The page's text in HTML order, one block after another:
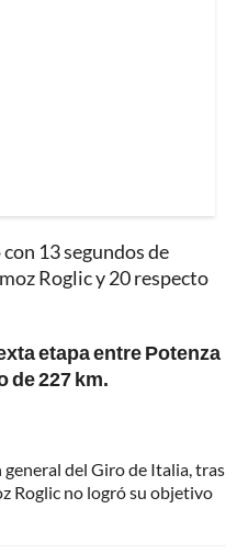
13 segundos de
Roglic y 20 respecto
etapa entre Potenza
de 227 km.
del Giro de Italia, tras
Roglic no logró su objetivo